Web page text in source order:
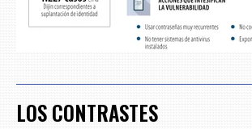
LOS CONTRASTES